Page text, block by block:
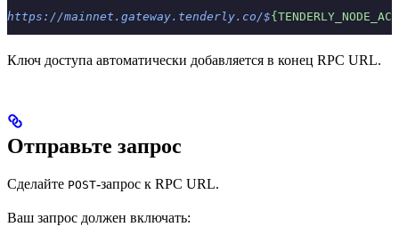
https://mainnet.gateway.tenderly.co/$
Ключ доступа автоматически добавляется в конец RPC URL.
Отправьте запрос
Сделайте POST-запрос к RPC URL.
Ваш запрос должен включать: